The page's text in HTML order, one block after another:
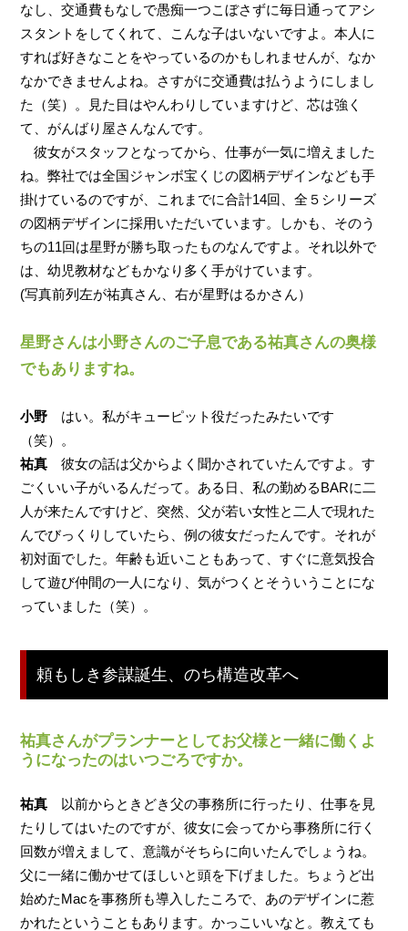
なし、交通費もなしで愚痴一つこぼさずに毎日通ってアシ
スタントをしてくれて、こんな子はいないですよ。本人に
すれば好きなことをやっているのかもしれませんが、なか
なかできませんよね。さすがに交通費は払うようにしまし
た（笑）。見た目はやんわりしていますけど、芯は強く
て、がんばり屋さんなんです。
彼女がスタッフとなってから、仕事が一気に増えました
ね。弊社では全国ジャンボ宝くじの図柄デザインなども手
掛けているのですが、これまでに合計14回、全５シリーズ
の図柄デザインに採用いただいています。しかも、そのう
ちの11回は星野が勝ち取ったものなんですよ。それ以外で
は、幼児教材などもかなり多く手がけています。
(写真前列左が祐真さん、右が星野はるかさん）
星野さんは小野さんのご子息である祐真さんの奥様
でもありますね。
小野 はい。私がキューピット役だったみたいです
（笑）。
祐真 彼女の話は父からよく聞かされていたんですよ。す
ごくいい子がいるんだって。ある日、私の勤めるBARに二
人が来たんですけど、突然、父が若い女性と二人で現れた
んでびっくりしていたら、例の彼女だったんです。それが
初対面でした。年齢も近いこともあって、すぐに意気投合
して遊び仲間の一人になり、気がつくとそういうことにな
っていました（笑）。
頼もしき参謀誕生、のち構造改革へ
祐真さんがプランナーとしてお父様と一緒に働くよ
うになったのはいつごろですか。
祐真 以前からときどき父の事務所に行ったり、仕事を見
たりしてはいたのですが、彼女に会ってから事務所に行く
回数が増えまして、意識がそちらに向いたんでしょうね。
父に一緒に働かせてほしいと頭を下げました。ちょうど出
始めたMacを事務所も導入したころで、あのデザインに惹
かれたということもあります。かっこいいなと。教えても